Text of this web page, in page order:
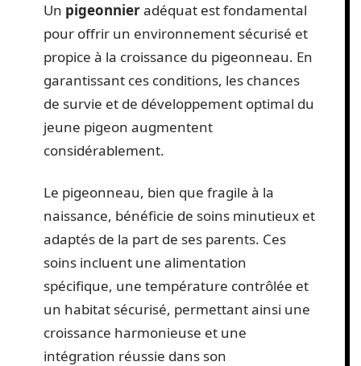
Un pigeonnieradéquat est fondamental
pour offrir un environnement sécurisé et
propice à la croissance du pigeonneau. En
garantissant ces conditions, les chances
de survie et de développement optimal du
jeune pigeon augmentent
considérablement.
Le pigeonneau, bien que fragile à la
naissance, bénéficie de soins minutieux et
adaptés de la part de ses parents. Ces
soins incluent une alimentation
spécifique, une température contrôlée et
un habitat sécurisé, permettant ainsi une
croissance harmonieuse et une
intégration réussie dans son